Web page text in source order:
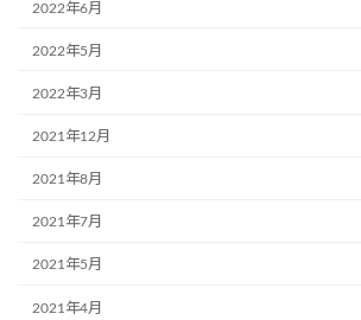
2022年6月
2022年5月
2022年3月
2021年12月
2021年8月
2021年7月
2021年5月
2021年4月